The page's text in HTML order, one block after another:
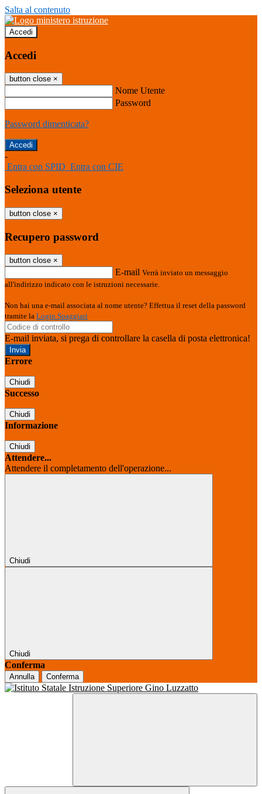
Salta al contenuto
Accedi
Accedi
button close ×
Nome Utente
Password
Password dimenticata?
-
Entra con SPID Entra con CIE
Seleziona utente
button close ×
Recupero password
button close ×
E-mail Verrà inviato un messaggio
all'indirizzo indicato con le istruzioni necessarie.
Non hai una e-mail associata al nome utente? Effettua il reset della password
tramite la Login Spaggiari
E-mail inviata, si prega di controllare la casella di posta elettronica!
Errore
Chiudi
Successo
Chiudi
Informazione
Chiudi
Attendere...
Attendere il completamento dell'operazione...
Chiudi
Chiudi
Conferma
Annulla Conferma